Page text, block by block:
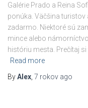
Galérie Prado a Reina
ponúka. Väčšina turistov
zadarmo. Niektoré sú
mince alebo
históriu mesta. Prečítaj
Read more
ByAlex 7 rokov ago